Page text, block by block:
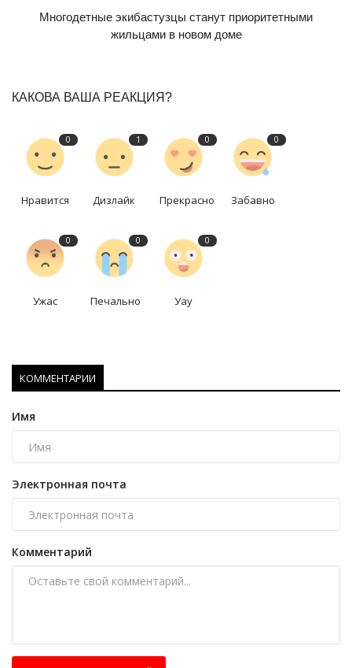
Многодетные экибастузцы станут приоритетными
жильцами в новом доме
КАКОВА ВАША РЕАКЦИЯ?
0
Нравится
1
Дизлайк
0
Прекрасно
0
Забавно
0
Ужас
0
Печально
0
Уау
КОММЕНТАРИИ
Имя
Электронная почта
Комментарий